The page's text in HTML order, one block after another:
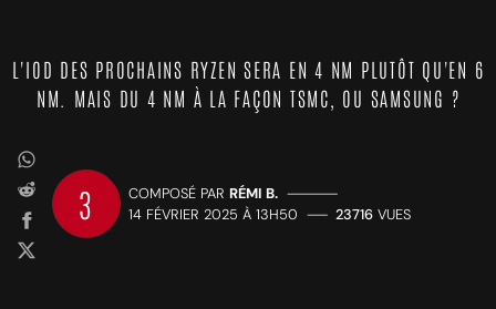
L'IOD DES PROCHAINS RYZEN SERA EN 4 NM PLUTÔT QU'EN 6
NM. MAIS DU 4 NM À LA FAÇON TSMC, OU SAMSUNG ?
3 COMPOSÉ PAR RÉMI B. —————
14 FÉVRIER 2025 À 13H50 —— 23716 VUES